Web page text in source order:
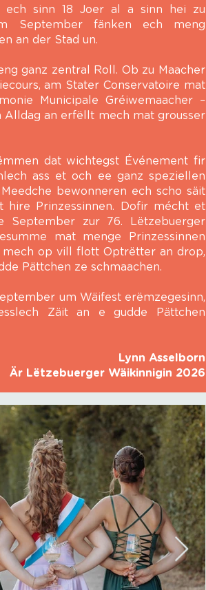
ech sinn 18 Joer al a sinn hei zu
September fänken ech meng
an der Stad un.
ganz zentral Roll. Ob zu Maacher
am Stater Conservatoire mat
Municipale Gréiwemaacher –
Alldag an erfëllt mech mat grousser
dat wichtegst Événement fir
ass et och ee ganz speziellen
bewonneren ech scho säit
hire Prinzessinnen. Dofir mécht et
September zur 76. Lëtzebuerger
mat menge Prinzessinnen
mech op vill flott Optrëtter an drop,
Pättchen ze schmaachen.
um Wäifest erëmzegesinn,
Zäit an e gudde Pättchen
Lynn Asselborn
Är Lëtzebuerger Wäikinnigin 2026